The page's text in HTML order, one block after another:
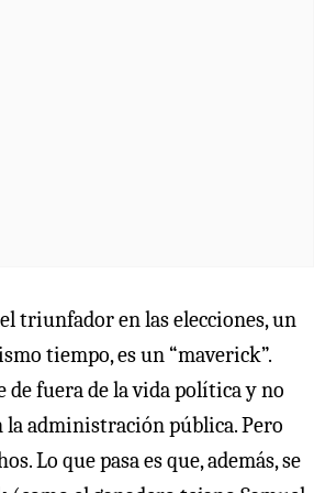
triunfador en las elecciones, un
tiempo, es un “maverick”.
de fuera de la vida política y no
administración pública. Pero
Lo que pasa es que, además, se